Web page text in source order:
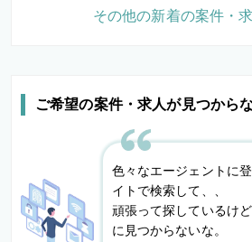
ご希望の案件・求人が見つから
色々なエージェントに
イトで検索して、、
頑張って探しているけ
に見つからないな。
その他の新着の案件・